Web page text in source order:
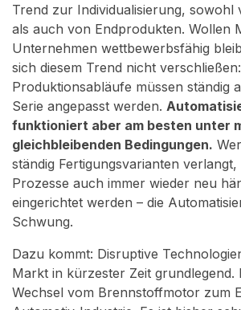
Trend zur Individualisierung, sowohl
als auch von Endprodukten. Wollen
Unternehmen wettbewerbsfähig
sich diesem Trend nicht
Produktionsabläufe müssen ständig
Serie angepasst werden.
funktioniert aber am besten unter
gleichbleibenden Bedingungen.
ständig Fertigungsvarianten verlangt,
Prozesse auch immer wieder neu
eingerichtet werden – die
Schwung.
Dazu kommt: Disruptive
Markt in kürzester Zeit grundlegend.
Wechsel vom Brennstoffmotor zum